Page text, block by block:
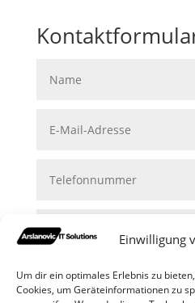
Einwilligung
Um dir ein optimales Erlebnis zu
Cookies, um Geräteinformationen zu